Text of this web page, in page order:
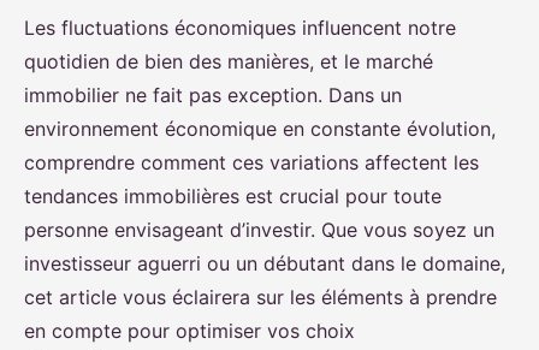
Comment les fluctuations
économiques impactent-elles le
marché immobilier et vos choix
d'investissement ?
Rayan•20 décembre 2024 •5 min de lecture
Les fluctuations économiques influencent notre
quotidien de bien des manières, et le marché
immobilier ne fait pas exception. Dans un
environnement économique en constante évolution,
comprendre comment ces variations affectent les
tendances immobilières est crucial pour toute
personne envisageant d’investir. Que vous soyez un
investisseur aguerri ou un débutant dans le domaine,
cet article vous éclairera sur les éléments à prendre
en compte pour optimiser vos choix